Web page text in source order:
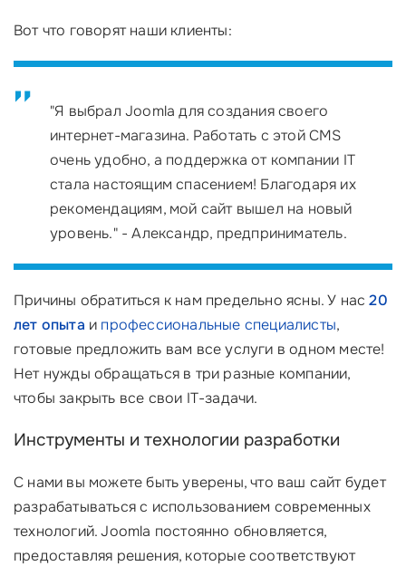
Вот что говорят наши клиенты:
"Я выбрал Joomla для создания своего
интернет-магазина. Работать с этой CMS
очень удобно, а поддержка от компании IT
стала настоящим спасением! Благодаря их
рекомендациям, мой сайт вышел на новый
уровень." - Александр, предприниматель.
Причины обратиться к нам предельно ясны. У нас20
лет опыта и профессиональные специалисты,
готовые предложить вам все услуги в одном месте!
Нет нужды обращаться в три разные компании,
чтобы закрыть все свои IT-задачи.
Инструменты и технологии разработки
С нами вы можете быть уверены, что ваш сайт будет
разрабатываться с использованием современных
технологий. Joomla постоянно обновляется,
предоставляя решения, которые соответствуют